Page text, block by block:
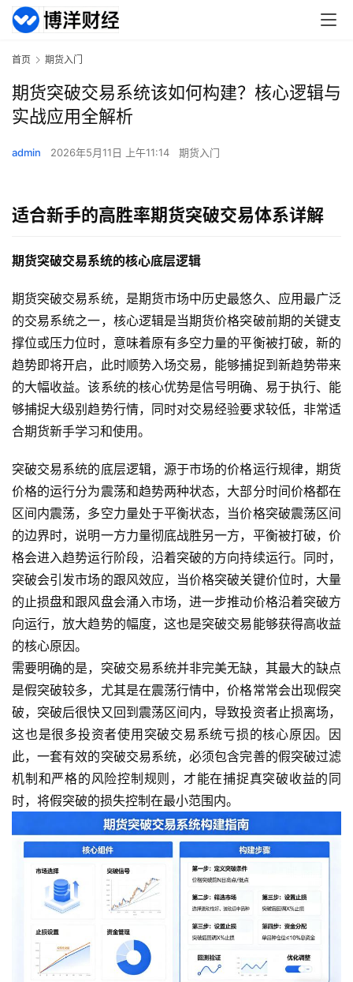
首页 期货入门
期货突破交易系统该如何构建？核心逻辑与
实战应用全解析
admin 2026年5月11日 上午11:14 期货入门
适合新手的高胜率期货突破交易体系详解
期货突破交易系统的核心底层逻辑
期货突破交易系统，是期货市场中历史最悠久、应用最广泛
的交易系统之一，核心逻辑是当期货价格突破前期的关键支
撑位或压力位时，意味着原有多空力量的平衡被打破，新的
趋势即将开启，此时顺势入场交易，能够捕捉到新趋势带来
的大幅收益。该系统的核心优势是信号明确、易于执行、能
够捕捉大级别趋势行情，同时对交易经验要求较低，非常适
合期货新手学习和使用。
突破交易系统的底层逻辑，源于市场的价格运行规律，期货
价格的运行分为震荡和趋势两种状态，大部分时间价格都在
区间内震荡，多空力量处于平衡状态，当价格突破震荡区间
的边界时，说明一方力量彻底战胜另一方，平衡被打破，价
格会进入趋势运行阶段，沿着突破的方向持续运行。同时，
突破会引发市场的跟风效应，当价格突破关键价位时，大量
的止损盘和跟风盘会涌入市场，进一步推动价格沿着突破方
向运行，放大趋势的幅度，这也是突破交易能够获得高收益
的核心原因。
需要明确的是，突破交易系统并非完美无缺，其最大的缺点
是假突破较多，尤其是在震荡行情中，价格常常会出现假突
破，突破后很快又回到震荡区间内，导致投资者止损离场，
这也是很多投资者使用突破交易系统亏损的核心原因。因
此，一套有效的突破交易系统，必须包含完善的假突破过滤
机制和严格的风险控制规则，才能在捕捉真突破收益的同
时，将假突破的损失控制在最小范围内。